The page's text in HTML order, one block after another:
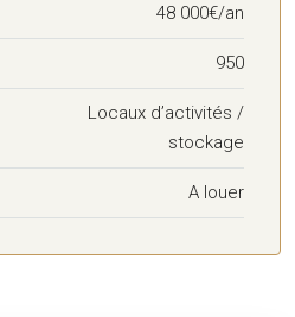
48 000€/an
950
Locaux d’activités /
stockage
A louer